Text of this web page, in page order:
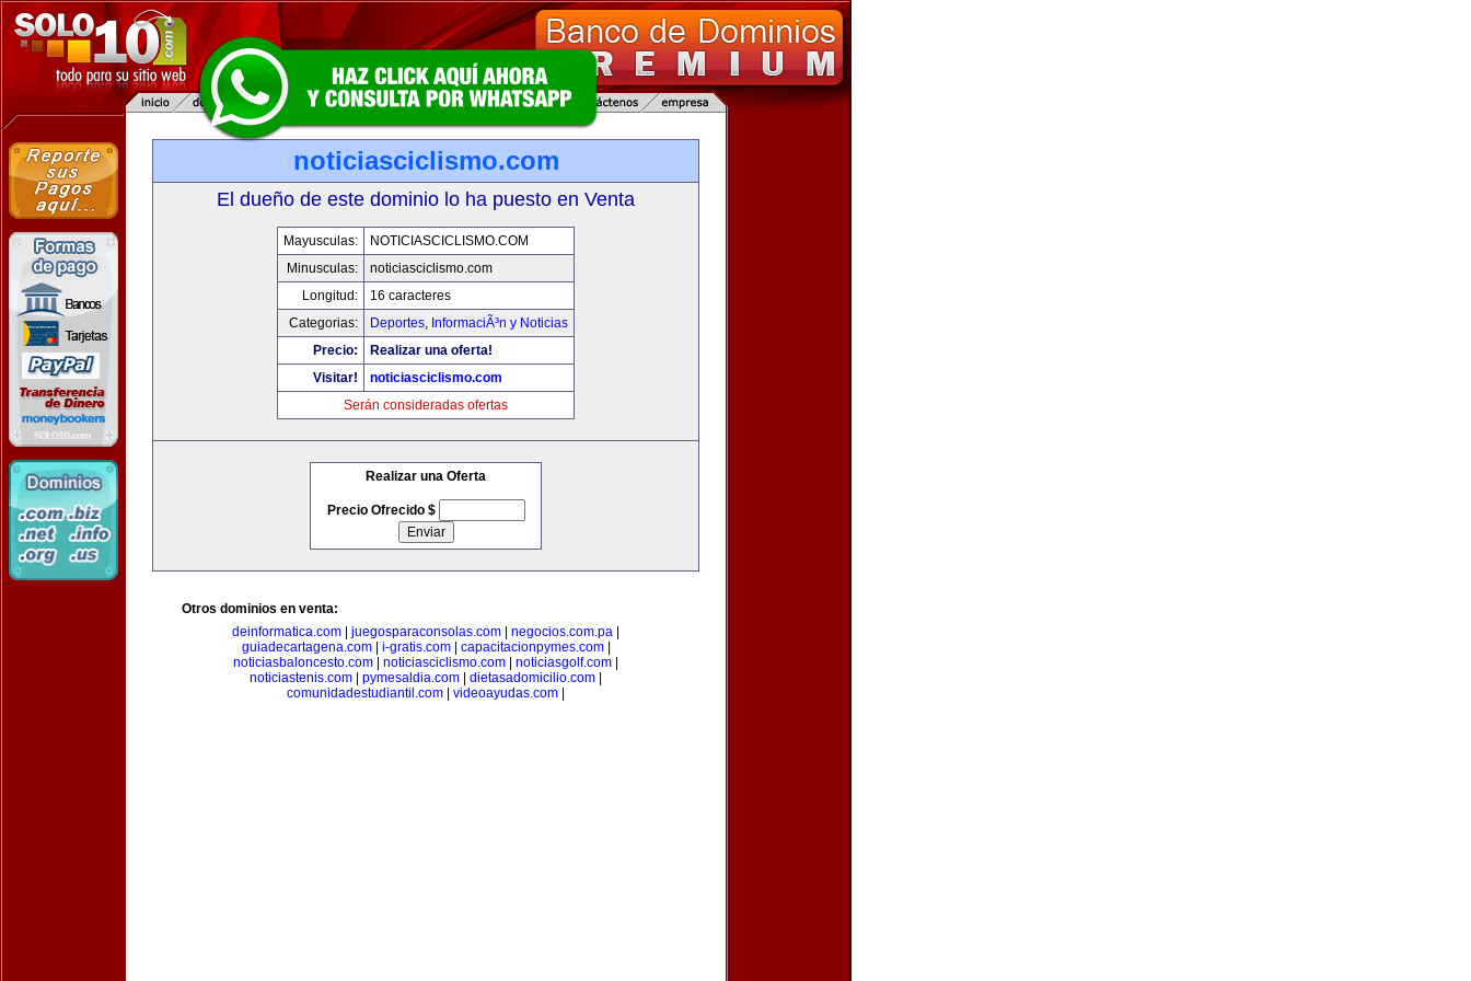
noticiasciclismo.com
El dueño de este dominio lo ha puesto en Venta
Mayusculas:
NOTICIASCICLISMO.COM
Minusculas:
noticiasciclismo.com
Longitud:
16 caracteres
Categorias:
Deportes, InformaciÃ³n y Noticias
Precio:
Realizar una oferta!
Visitar!
noticiasciclismo.com
Serán consideradas ofertas
Realizar una Oferta
Precio Ofrecido $
Otros dominios en venta:
deinformatica.com
juegosparaconsolas.com negocios.com.pa
guiadecartagena.com| i-gratis.com| capacitacionpymes.com|
noticiasbaloncesto.com
noticiasciclismo.com noticiasgolf.com
noticiastenis.com
pymesaldia.com dietasadomicilio.com
comunidadestudiantil.com
videoayudas.com